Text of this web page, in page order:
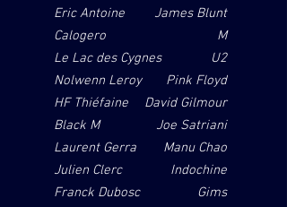
Eric Antoine
Calogero
Le Lac des Cygnes
Nolwenn Leroy
HF Thiéfaine
Black M
Laurent Gerra
Julien Clerc
Franck Dubosc
James Blunt
M
U2
Pink Floyd
David Gilmour
Joe Satriani
Manu Chao
Indochine
Gims